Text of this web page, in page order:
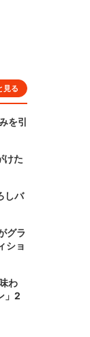
見る
を引
けた
しバ
グラ
ショ
わ
」2